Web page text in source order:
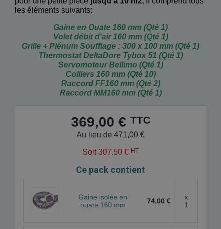
les éléments suivants:
Gaine en Ouate 160 mm (Qté 1)
Volet débit d'air 160 mm (Qté 1)
Grille + Plénum Soufflage : 300 x 100 mm (Qté 1)
Thermostat DeltaDore Tybox 51 (Qté 1)
Servomoteur Bellimo (Qté 1)
Colliers 160 mm (Qté 10)
Raccord FF160 mm (Qté 2)
Raccord MM160 mm (Qté 1)
369,00 € TTC
Au lieu de 471,00 €
Soit 307.50 € HT
Ce pack contient
Gaine isolée en
ouate 160 mm
74,00 €
x
1